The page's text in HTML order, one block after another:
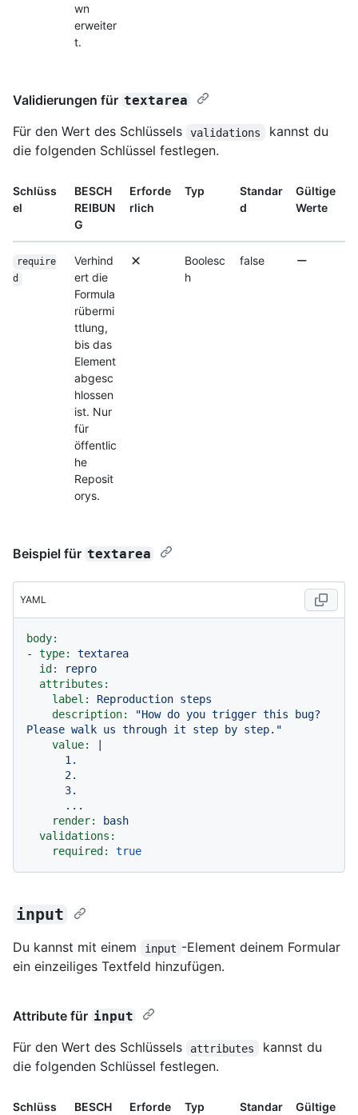
wn
erweiter
t.
Validierungen für textarea
Für den Wert des Schlüssels validations
kannst du
die folgenden Schlüssel festlegen.
Schlüss
el
BESCH
REIBUN
G
Erforde
rlich
Typ
Standar
d
Gültige
Werte
require
d
Verhind
ert die
Formula
rübermi
ttlung,
bis das
Element
abgesc
hlossen
ist. Nur
für
öffentlic
he
Reposit
orys.
Boolesc
h
false
Beispiel für textarea
YAML
body:
-
type:
textarea
id:
repro
attributes:
label:
Reproduction steps
description:
"How do you trigger this bug?
Please walk us through it step by step."
value:
render:
bash
validations:
required:
true
input
Du kannst mit einem input -Element deinem Formular
ein einzeiliges Textfeld hinzufügen.
Attribute für input
Für den Wert des Schlüssels attributes
kannst du
die folgenden Schlüssel festlegen.
Schlüss
BESCH
Erforde
Typ
Standar
Gültige